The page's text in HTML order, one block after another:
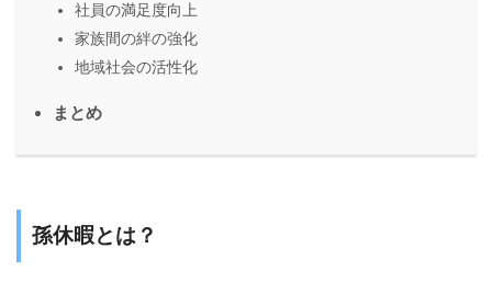
社員の満足度向上
家族間の絆の強化
地域社会の活性化
まとめ
孫休暇とは？